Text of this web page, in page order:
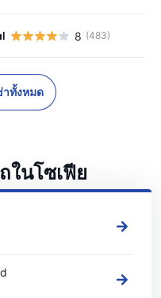
8 (483)
าทั้งหมด
ในโซเฟีย